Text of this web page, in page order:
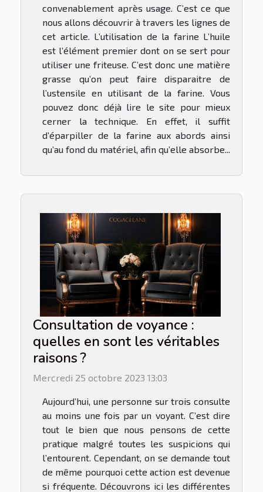
convenablement après usage. C’est ce que
nous allons découvrir à travers les lignes de
cet article. L’utilisation de la farine L’huile
est l’élément premier dont on se sert pour
utiliser une friteuse. C’est donc une matière
grasse qu’on peut faire disparaitre de
l’ustensile en utilisant de la farine. Vous
pouvez donc déjà lire le site pour mieux
cerner la technique. En effet, il suffit
d’éparpiller de la farine aux abords ainsi
qu’au fond du matériel, afin qu’elle absorbe...
Consultation de voyance :
quelles en sont les véritables
raisons ?
Mercredi 25 octobre 2023 13:03
Aujourd’hui, une personne sur trois consulte
au moins une fois par un voyant. C’est dire
tout le bien que nous pensons de cette
pratique malgré toutes les suspicions qui
l’entourent. Cependant, on se demande tout
de même pourquoi cette action est devenue
si fréquente. Découvrons ici les différentes